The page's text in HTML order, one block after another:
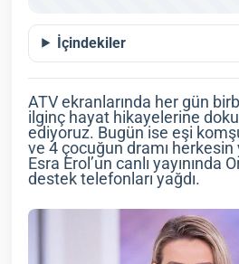
İçindekiler
ATV ekranlarında her gün
ilginç hayat hikayelerine
ediyoruz. Bugün ise eşi
ve 4 çocuğun dramı herkesin
Esra Erol’un canlı yayınında
destek telefonları yağdı.